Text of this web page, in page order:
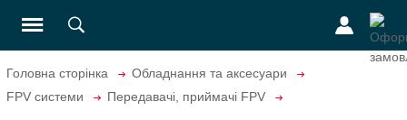
Головна сторінка
Обладнання та аксесуари
FPV системи
Передавачі, приймачі FPV